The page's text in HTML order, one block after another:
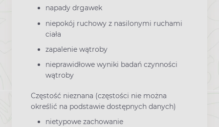
napady drgawek
niepokój ruchowy z nasilonymi ruchami
ciała
zapalenie wątroby
nieprawidłowe wyniki badań czynności
wątroby
Częstość nieznana (częstości nie można
określić na podstawie dostępnych danych)
nietypowe zachowanie